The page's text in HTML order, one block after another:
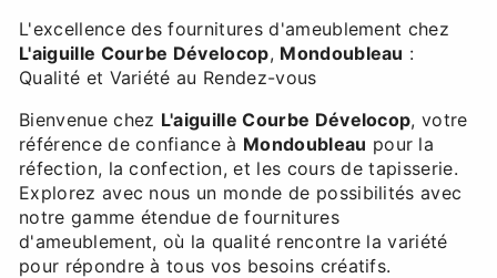
L'excellence des fournitures d'ameublement chez
L'aiguille Courbe Dévelocop, Mondoubleau :
Qualité et Variété au Rendez-vous
Bienvenue chez L'aiguille Courbe Dévelocop, votre
référence de confiance à Mondoubleau pour la
réfection, la confection, et les cours de tapisserie.
Explorez avec nous un monde de possibilités avec
notre gamme étendue de fournitures
d'ameublement, où la qualité rencontre la variété
pour répondre à tous vos besoins créatifs.